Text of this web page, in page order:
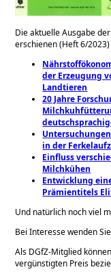
Die aktuelle Ausgabe
erschienen (Heft 6/2023)
der Erzeugung
Landtieren
20 Jahre
in der
Einfluss
Milchkühen
Entwicklung
Prämientitels
Und natürlich noch viel
Bei Interesse wenden
Als DGfZ-Mitglied
vergünstigten Preis